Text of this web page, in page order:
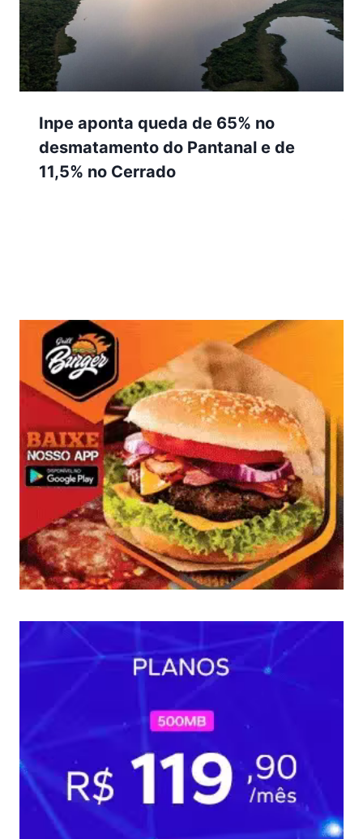
Inpe aponta queda de 65% no
desmatamento do Pantanal e de
11,5% no Cerrado